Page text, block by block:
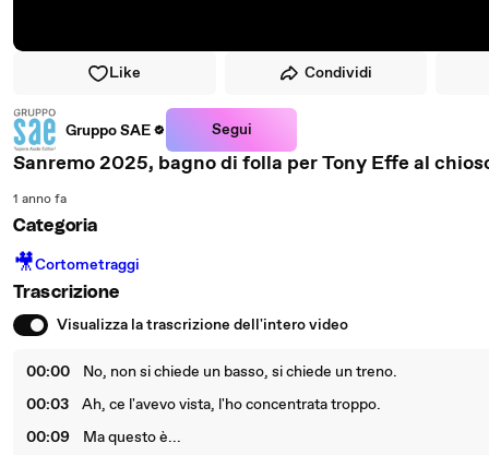
Like Condividi
Gruppo SAE Segui
Sanremo 2025, bagno di folla per Tony Effe al
1 anno fa
Categoria
🎥Cortometraggi
Trascrizione
Visualizza la trascrizione dell'intero video
00:00
No, non si chiede un basso, si chiede un treno.
00:03
Ah, ce l'avevo vista, l'ho concentrata troppo.
00:09
Ma questo è...